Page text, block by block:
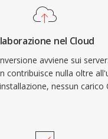
nel Cloud
avviene sui
contribuisce nulla oltre
nessun carico